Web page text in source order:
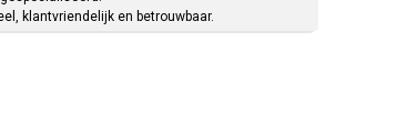
klantvriendelijk en betrouwbaar.